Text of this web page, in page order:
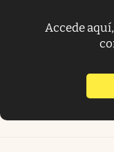
Accede